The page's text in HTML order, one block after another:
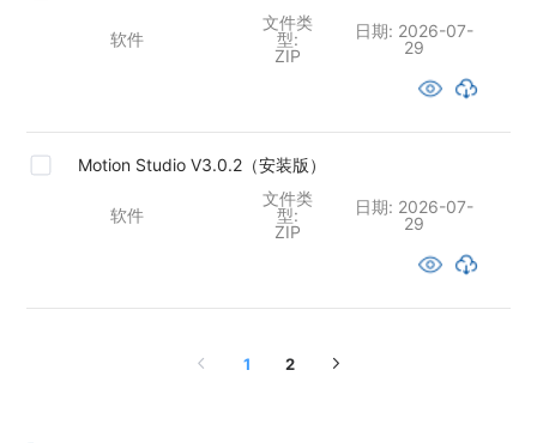
软件
文件类
型:
ZIP
日期: 2026-07-
29
Motion Studio V3.0.2（安装版）
软件
文件类
型:
ZIP
日期: 2026-07-
29
1 2